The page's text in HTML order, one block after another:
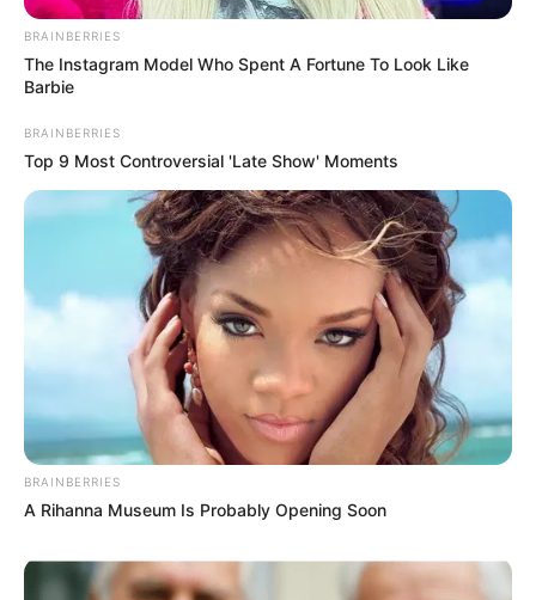
BRAINBERRIES
The Instagram Model Who Spent A Fortune To Look Like
Barbie
BRAINBERRIES
Top 9 Most Controversial 'Late Show' Moments
BRAINBERRIES
A Rihanna Museum Is Probably Opening Soon